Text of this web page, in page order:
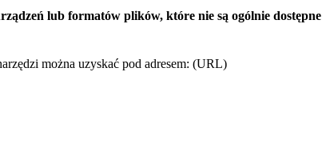
lub formatów plików, które nie są ogólnie dostępne
można uzyskać pod adresem: (URL)